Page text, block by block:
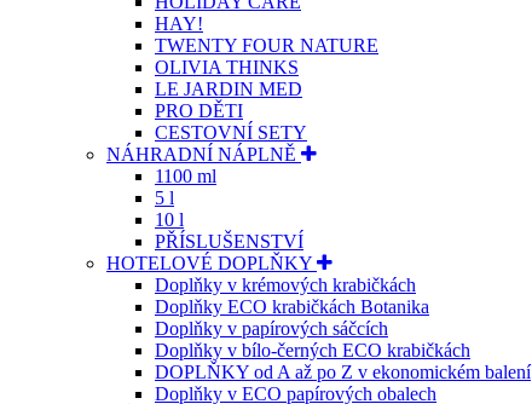
HAY!
TWENTY FOUR NATURE
OLIVIA THINKS
LE JARDIN MED
PRO DĚTI
CESTOVNÍ SETY
NÁHRADNÍ NÁPLNĚ
1100 ml
5 l
10 l
PŘÍSLUŠENSTVÍ
HOTELOVÉ DOPLŇKY
Doplňky v krémových krabičkách
Doplňky ECO krabičkách Botanika
Doplňky v papírových sáčcích
Doplňky v bílo-černých ECO krabičkách
DOPLŇKY od A až po Z v ekonomickém balení
Doplňky v ECO papírových obalech